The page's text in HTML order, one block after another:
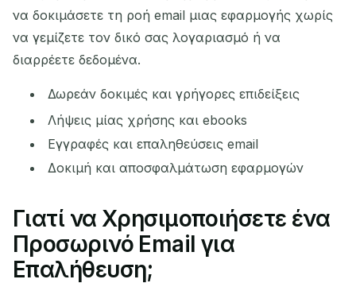
να δοκιμάσετε τη ροή email μιας εφαρμογής χωρίς
να γεμίζετε τον δικό σας λογαριασμό ή να
διαρρέετε δεδομένα.
Δωρεάν δοκιμές και γρήγορες επιδείξεις
Λήψεις μίας χρήσης και ebooks
Εγγραφές και επαληθεύσεις email
Δοκιμή και αποσφαλμάτωση εφαρμογών
Γιατί να Χρησιμοποιήσετε ένα
Προσωρινό Email για
Επαλήθευση;